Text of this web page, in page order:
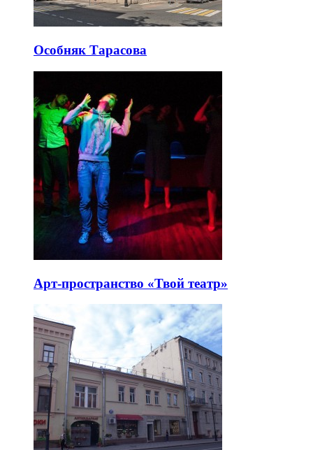
Особняк Тарасова
Арт-пространство «Твой театр»